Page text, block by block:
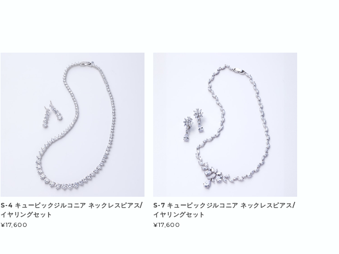
S-4 キュービックジルコニア ネックレスピアス/
イヤリングセット
¥17,600
S-7 キュービックジルコニア ネックレスピアス/
イヤリングセット
¥17,600